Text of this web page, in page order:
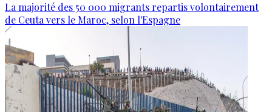
La majorité des 50 000 migrants repartis volontairement
de Ceuta vers le Maroc, selon l'Espagne